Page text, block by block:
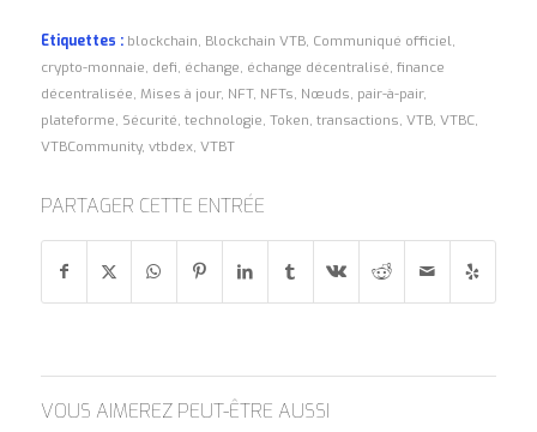
Etiquettes : blockchain, Blockchain VTB, Communiqué officiel,
crypto-monnaie, defi, échange, échange décentralisé, finance
décentralisée, Mises à jour, NFT, NFTs, Nœuds, pair-à-pair,
plateforme, Sécurité, technologie, Token, transactions, VTB, VTBC,
VTBCommunity, vtbdex, VTBT
PARTAGER CETTE ENTRÉE
VOUS AIMEREZ PEUT-ÊTRE AUSSI